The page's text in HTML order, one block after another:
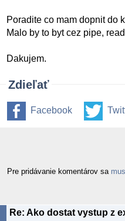
Poradite co mam dopnit do
Malo by to byt cez pipe,
Dakujem.
Zdieľať
Facebook
Pre pridávanie komentárov sa